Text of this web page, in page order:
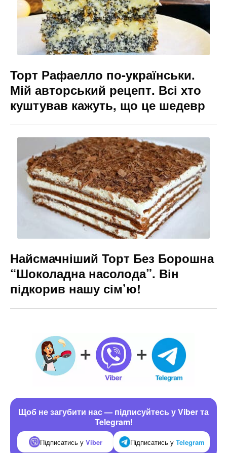
Торт Рафаелло по-українськи.
Мій авторський рецепт. Всі хто
куштував кажуть, що це шедевр
Найсмачніший Торт Без Борошна
“Шоколадна насолода”. Він
підкорив нашу сім’ю!
Щоб не загубити нас — підписуйтесь у Viber та
Telegram!
Підписатись у Viber Підписатись у Telegram